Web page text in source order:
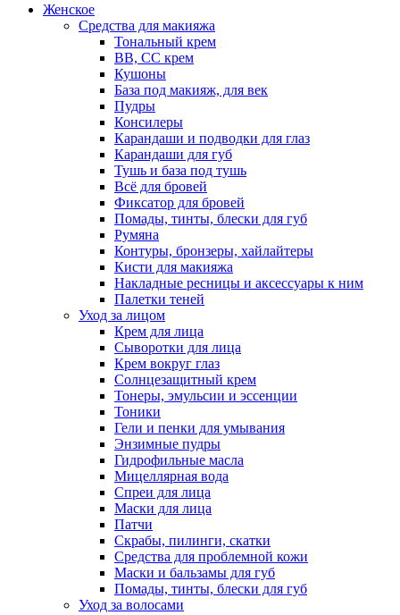
Женское
Средства для макияжа
Тональный крем
BB, CC крем
Кушоны
База под макияж, для век
Пудры
Консилеры
Карандаши и подводки для глаз
Карандаши для губ
Тушь и база под тушь
Всё для бровей
Фиксатор для бровей
Помады, тинты, блески для губ
Румяна
Контуры, бронзеры, хайлайтеры
Кисти для макияжа
Накладные ресницы и аксессуары к ним
Палетки теней
Уход за лицом
Крем для лица
Сыворотки для лица
Крем вокруг глаз
Солнцезащитный крем
Тонеры, эмульсии и эссенции
Тоники
Гели и пенки для умывания
Энзимные пудры
Гидрофильные масла
Мицеллярная вода
Спреи для лица
Маски для лица
Патчи
Скрабы, пилинги, скатки
Средства для проблемной кожи
Маски и бальзамы для губ
Помады, тинты, блески для губ
Уход за волосами